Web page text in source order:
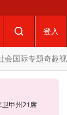
登入
会国际专题奇趣
希：国阵捍卫甲州21席